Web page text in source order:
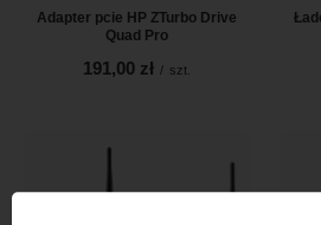
Adapter pcie HP ZTurbo Drive
Quad Pro
191,00 zł / szt.